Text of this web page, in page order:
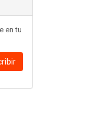
en tu